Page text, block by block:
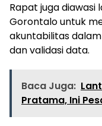
Rapat juga diawasi
Gorontalo untuk
akuntabilitas
dan validasi data.
Baca Juga:
Pratama, Ini